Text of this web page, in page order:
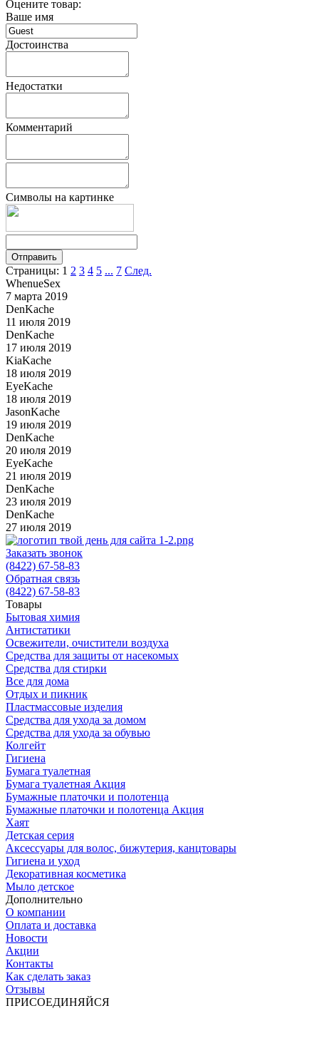
Оцените товар:
Ваше имя
Достоинства
Недостатки
Комментарий
Символы на картинке
Страницы: 1 2 3 4 5 ... 7 След.
WhenueSex
7 марта 2019
DenKache
11 июля 2019
DenKache
17 июля 2019
KiaKache
18 июля 2019
EyeKache
18 июля 2019
JasonKache
19 июля 2019
DenKache
20 июля 2019
EyeKache
21 июля 2019
DenKache
23 июля 2019
DenKache
27 июля 2019
Заказать звонок
(8422) 67-58-83
Обратная связь
(8422) 67-58-83
Товары
Бытовая химия
Антистатики
Освежители, очистители воздуха
Средства для защиты от насекомых
Средства для стирки
Все для дома
Отдых и пикник
Пластмассовые изделия
Средства для ухода за домом
Средства для ухода за обувью
Колгейт
Гигиена
Бумага туалетная
Бумага туалетная Акция
Бумажные платочки и полотенца
Бумажные платочки и полотенца Акция
Хаят
Детская серия
Аксессуары для волос, бижутерия, канцтовары
Гигиена и уход
Декоративная косметика
Мыло детское
Дополнительно
О компании
Оплата и доставка
Новости
Акции
Контакты
Как сделать заказ
Отзывы
ПРИСОЕДИНЯЙСЯ